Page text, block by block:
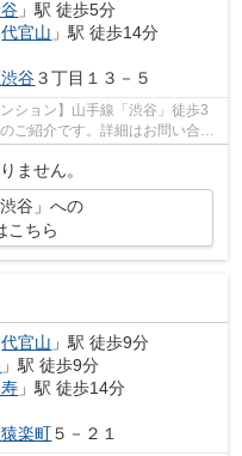
」駅 徒歩5分
代官山 」駅 徒歩14分
渋谷３丁目１３－５
ション】山手線「渋谷」徒歩3
ご紹介です。詳細はお問い合わ
ません。
谷」への
こちら
代官山 」駅 徒歩9分
」駅 徒歩9分
」駅 徒歩14分
猿楽町５－２１